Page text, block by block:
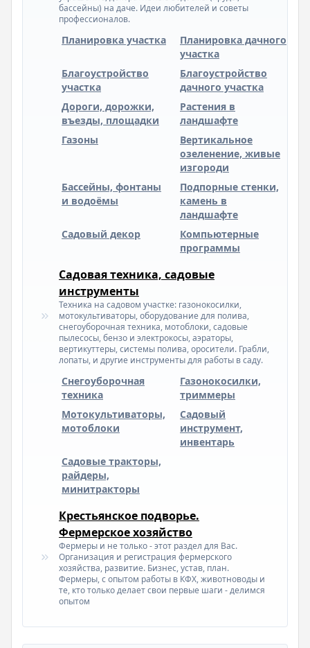
бассейны) на даче. Идеи любителей и советы
профессионалов.
Планировка участка
Планировка дачного
участка
Благоустройство
участка
Благоустройство
дачного участка
Дороги, дорожки,
въезды, площадки
Растения в
ландшафте
Газоны
Вертикальное
озеленение, живые
изгороди
Бассейны, фонтаны
и водоёмы
Подпорные стенки,
камень в
ландшафте
Садовый декор
Компьютерные
программы
Садовая техника, садовые
инструменты
Техника на садовом участке: газонокосилки,
мотокультиваторы, оборудование для полива,
снегоуборочная техника, мотоблоки, садовые
пылесосы, бензо и электрокосы, аэраторы,
вертикуттеры, системы полива, оросители. Грабли,
лопаты, и другие инструменты для работы в саду.
Снегоуборочная
техника
Газонокосилки,
триммеры
Мотокультиваторы,
мотоблоки
Садовый
инструмент,
инвентарь
Садовые тракторы,
райдеры,
минитракторы
Крестьянское подворье.
Фермерское хозяйство
Фермеры и не только - этот раздел для Вас.
Организация и регистрация фермерского
хозяйства, развитие. Бизнес, устав, план.
Фермеры, с опытом работы в КФХ, животноводы и
те, кто только делает свои первые шаги - делимся
опытом